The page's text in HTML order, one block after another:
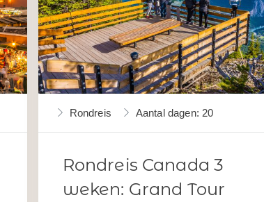
Rondreis Aantal dagen: 20
Rondreis Canada 3
weken: Grand Tour